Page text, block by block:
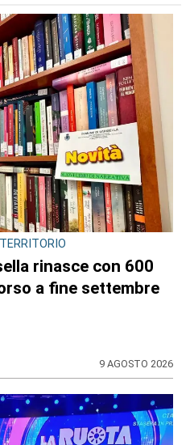
rinasce con 600
a fine settembre
9 AGOSTO 2026